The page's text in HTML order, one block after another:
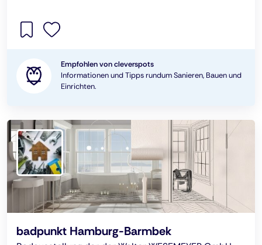
Empfohlen von cleverspots
Informationen und Tipps rundum Sanieren, Bauen und
Einrichten.
badpunkt Hamburg-Barmbek